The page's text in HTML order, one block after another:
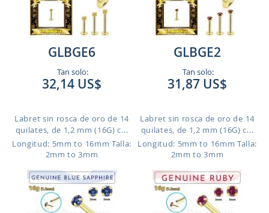
GLBGE6
Tan solo:
32,14 US$
Labret sin rosca de oro de 14
quilates, de 1,2 mm (16G) c...
Longitud: 5mm to 16mm Talla:
2mm to 3mm
GLBGE2
Tan solo:
31,87 US$
Labret sin rosca de oro de 14
quilates, de 1,2 mm (16G) c...
Longitud: 5mm to 16mm Talla:
2mm to 3mm